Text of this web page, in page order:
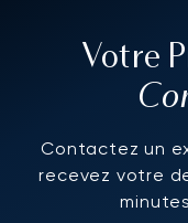
Votre
Contactez un
recevez votre